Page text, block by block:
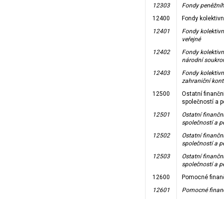
12303
Fondy
12400
Fondy
12401
Fondy
veřejné
12402
Fondy
národní
12403
Fondy
zahraniční
12500
Ostatní
společností a
12501
Ostatní
společností a
12502
Ostatní
společností a
12503
Ostatní
společností a
12600 Pomocné
12601
Pomocné